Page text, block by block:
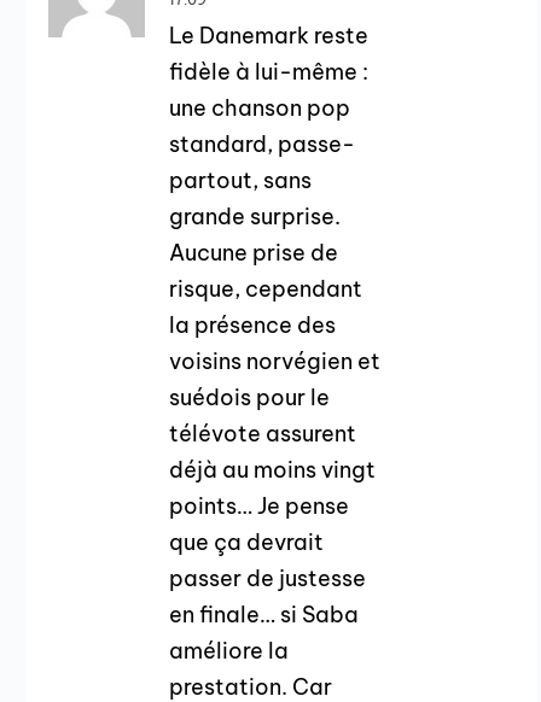
Le Danemark reste
fidèle à lui-même :
une chanson pop
standard, passe-
partout, sans
grande surprise.
Aucune prise de
risque, cependant
la présence des
voisins norvégien et
suédois pour le
télévote assurent
déjà au moins vingt
points… Je pense
que ça devrait
passer de justesse
en finale… si Saba
améliore la
prestation. Car